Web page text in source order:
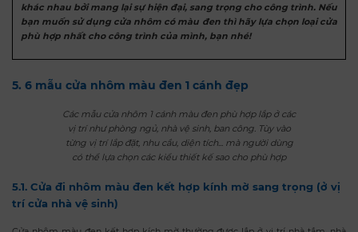
khác nhau bởi mang lại sự hiện đại, sang trọng cho công trình. Nếu
bạn muốn sử dụng cửa nhôm có màu đen thì hãy lựa chọn loại cửa
phù hợp nhất cho công trình của mình, bạn nhé!
5. 6 mẫu cửa nhôm màu đen 1 cánh đẹp
Các mẫu cửa nhôm 1 cánh màu đen phù hợp lắp ở các
vị trí như phòng ngủ, nhà vệ sinh, ban công. Tùy vào
từng vị trí lắp đặt, nhu cầu, diện tích... mà người dùng
có thể lựa chọn các kiểu thiết kế sao cho phù hợp
5.1. Cửa đi nhôm màu đen kết hợp kính mờ sang trọng (ở vị
trí cửa nhà vệ sinh)